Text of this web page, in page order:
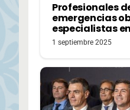
Profesionales
emergencias
especialistas
1 septiembre 2025